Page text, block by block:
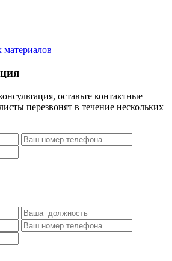
материалов
оставьте контактные
перезвонят в течение нескольких